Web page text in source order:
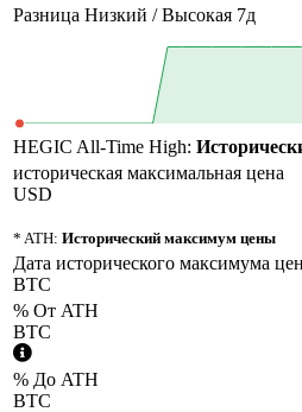
Разница Низкий / Высокая 7д
HEGIC All-Time High:
историческая максимальная цена
USD
* ATH: Исторический максимум цены
Дата исторического максимума
BTC
% От ATH
BTC
% До ATH
BTC